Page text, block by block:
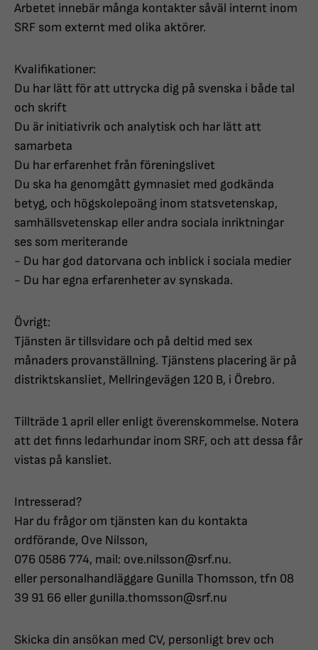
Arbetet innebär många kontakter såväl internt inom
SRF som externt med olika aktörer.
Kvalifikationer:
Du har lätt för att uttrycka dig på svenska i både tal
och skrift
Du är initiativrik och analytisk och har lätt att
samarbeta
Du har erfarenhet från föreningslivet
Du ska ha genomgått gymnasiet med godkända
betyg, och högskolepoäng inom statsvetenskap,
samhällsvetenskap eller andra sociala inriktningar
ses som meriterande
- Du har god datorvana och inblick i sociala medier
- Du har egna erfarenheter av synskada.
Övrigt:
Tjänsten är tillsvidare och på deltid med sex
månaders provanställning. Tjänstens placering är på
distriktskansliet, Mellringevägen 120 B, i Örebro.
Tillträde 1 april eller enligt överenskommelse. Notera
att det finns ledarhundar inom SRF, och att dessa får
vistas på kansliet.
Intresserad?
Har du frågor om tjänsten kan du kontakta
ordförande, Ove Nilsson,
076 0586 774, mail: ove.nilsson@srf.nu.
eller personalhandläggare Gunilla Thomsson, tfn 08
39 91 66 eller gunilla.thomsson@srf.nu
Skicka din ansökan med CV, personligt brev och